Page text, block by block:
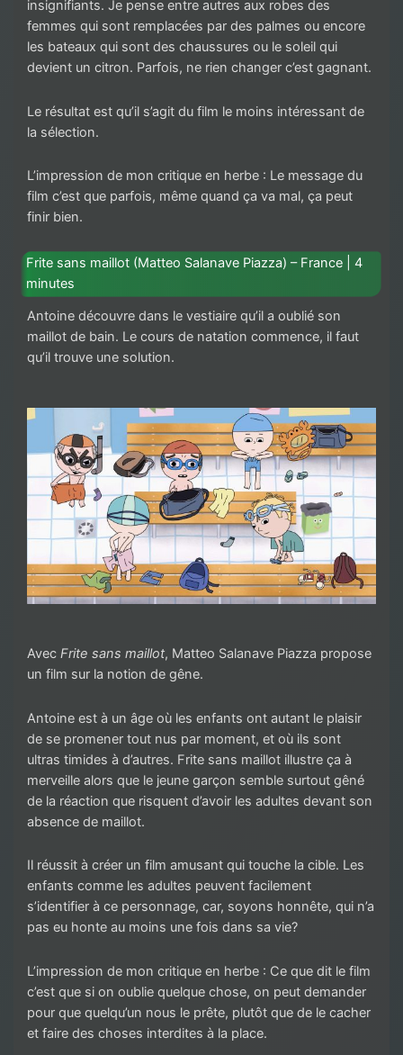
insignifiants. Je pense entre autres aux robes des
femmes qui sont remplacées par des palmes ou encore
les bateaux qui sont des chaussures ou le soleil qui
devient un citron. Parfois, ne rien changer c’est gagnant.
Le résultat est qu’il s’agit du film le moins intéressant de
la sélection.
L’impression de mon critique en herbe : Le message du
film c’est que parfois, même quand ça va mal, ça peut
finir bien.
Frite sans maillot (Matteo Salanave Piazza) – France | 4
minutes
Antoine découvre dans le vestiaire qu’il a oublié son
maillot de bain. Le cours de natation commence, il faut
qu’il trouve une solution.
Avec Frite sans maillot, Matteo Salanave Piazza propose
un film sur la notion de gêne.
Antoine est à un âge où les enfants ont autant le plaisir
de se promener tout nus par moment, et où ils sont
ultras timides à d’autres. Frite sans maillot illustre ça à
merveille alors que le jeune garçon semble surtout gêné
de la réaction que risquent d’avoir les adultes devant son
absence de maillot.
Il réussit à créer un film amusant qui touche la cible. Les
enfants comme les adultes peuvent facilement
s’identifier à ce personnage, car, soyons honnête, qui n’a
pas eu honte au moins une fois dans sa vie?
L’impression de mon critique en herbe : Ce que dit le film
c’est que si on oublie quelque chose, on peut demander
pour que quelqu’un nous le prête, plutôt que de le cacher
et faire des choses interdites à la place.